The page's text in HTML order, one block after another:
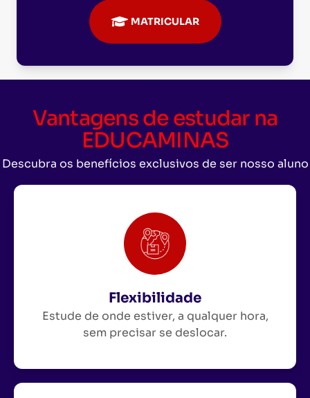
MATRICULAR
Vantagens de estudar na
EDUCAMINAS
Descubra os benefícios exclusivos de ser nosso aluno
Flexibilidade
Estude de onde estiver, a qualquer hora,
sem precisar se deslocar.